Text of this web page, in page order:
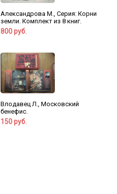
Александрова М., Серия: Корни
земли. Комплект из 8 книг.
800 руб.
Влодавец Л., Московский
бенефис.
150 руб.